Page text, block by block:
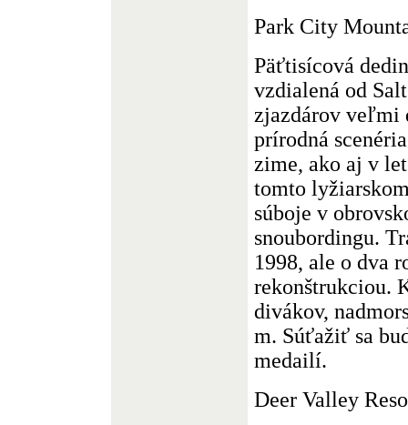
Park City
Päťtisícová
vzdialená od
zjazdárov veľmi
prírodná
zime, ako aj v
tomto
súboje v
snoubordingu.
1998, ale o dva
rekonštrukciou.
divákov,
m. Súťažiť sa
medailí.
Deer Valley